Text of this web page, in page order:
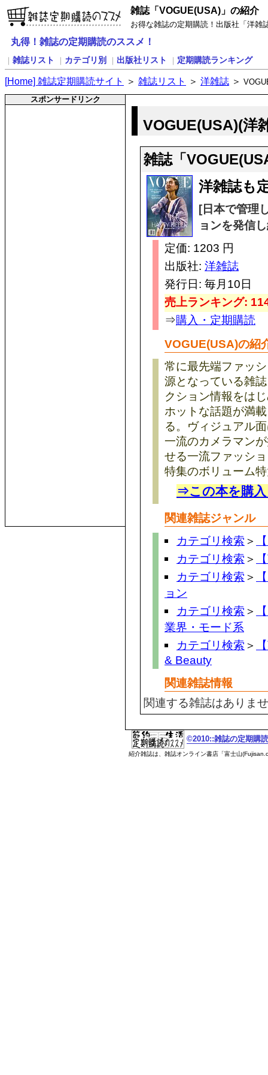
雑誌「VOGUE(USA)」の紹介
お得な雑誌の定期購読！出版社「洋雑
丸得！雑誌の定期購読のススメ！
雑誌リスト カテゴリ別 出版社リスト 定期購読ランキング
[Home] 雑誌定期購読サイト ＞ 雑誌リスト ＞ 洋雑誌 ＞
スポンサードリンク
VOGUE(USA)(洋
雑誌「
洋雑誌も
[日本で管理
ョンを発信
定価: 1203 円
出版社: 洋雑誌
発行日: 毎月10日
売上ランキング:
⇒購入・定期購読
VOGUE(USA)の紹
常に最先端ファッ
源となっている雑
クション情報をは
ホットな話題が満
る。ヴィジュアル
一流のカメラマン
せる一流ファッシ
特集のボリューム
⇒この本を購
関連雑誌ジャンル
カテゴリ検索 ＞
カテゴリ検索 ＞
カテゴリ検索 ＞
ョン
カテゴリ検索 ＞
業界・モード系
カテゴリ検索 ＞
& Beauty
関連雑誌情報
関連する雑誌はありま
©2010::雑誌の定期購
紹介雑誌は、雑誌オンライン書店「富士山